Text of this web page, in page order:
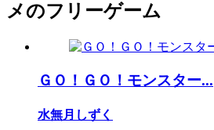
メのフリーゲーム
ＧＯ！ＧＯ！モンスター...
水無月しずく